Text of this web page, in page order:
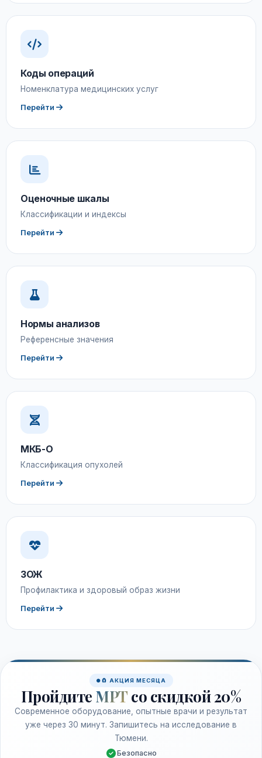
Коды операций
Номенклатура медицинских услуг
Перейти
Оценочные шкалы
Классификации и индексы
Перейти
Нормы анализов
Референсные значения
Перейти
МКБ-О
Классификация опухолей
Перейти
ЗОЖ
Профилактика и здоровый образ жизни
Перейти
🧲 АКЦИЯ МЕСЯЦА
Пройдите МРТ со скидкой 20%
Современное оборудование, опытные врачи и результат
уже через 30 минут. Запишитесь на исследование в
Тюмени.
Безопасно